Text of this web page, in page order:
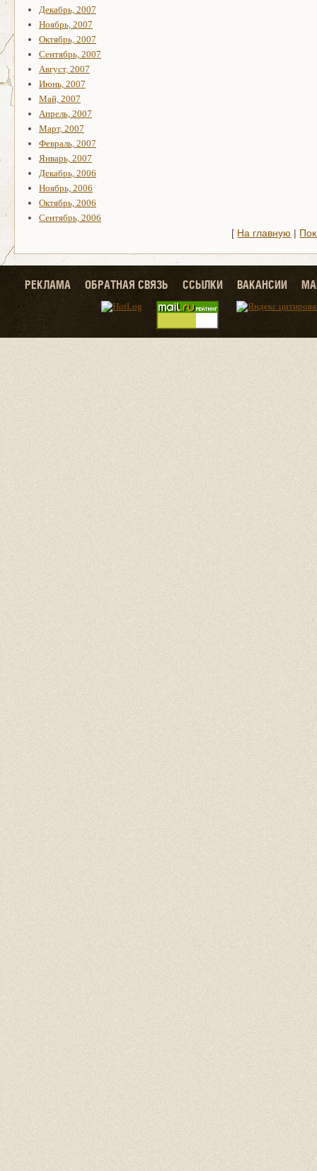
Декабрь, 2007
Ноябрь, 2007
Октябрь, 2007
Сентябрь, 2007
Август, 2007
Июнь, 2007
Май, 2007
Апрель, 2007
Март, 2007
Февраль, 2007
Январь, 2007
Декабрь, 2006
Ноябрь, 2006
Октябрь, 2006
Сентябрь, 2006
[ На главную |
РЕКЛАМА ОБРАТНАЯ СВЯЗЬ ССЫЛКИ ВАКАНСИИ